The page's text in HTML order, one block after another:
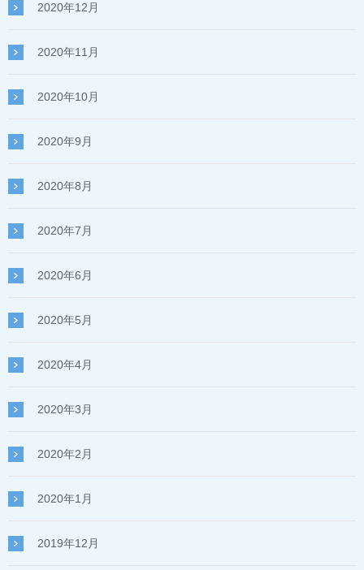
2020年12月
2020年11月
2020年10月
2020年9月
2020年8月
2020年7月
2020年6月
2020年5月
2020年4月
2020年3月
2020年2月
2020年1月
2019年12月